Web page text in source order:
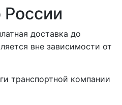
России
доставка до
вне зависимости от
транспортной компании